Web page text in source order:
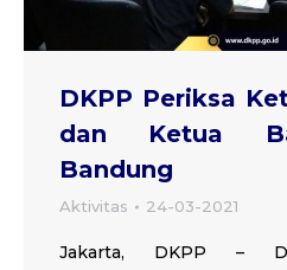
DKPP Periksa
dan Ketua
Bandung
Aktivitas 24-03-2021
Jakarta, DKPP –